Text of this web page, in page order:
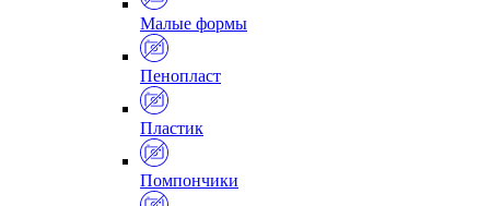
Малые формы
Пенопласт
Пластик
Помпончики